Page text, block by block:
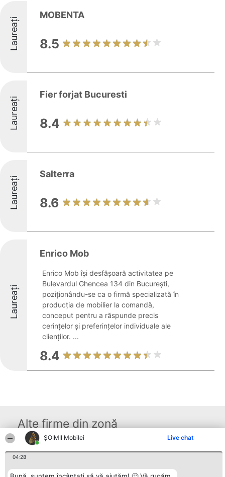
ȘOIMII Mobilei Live chat
04:28
Laureați
MOBENTA
8.5
Laureați
Fier forjat Bucuresti
8.4
Laureați
Salterra
8.6
Laureați
Enrico Mob
Enrico Mob își desfășoară activitatea pe
Bulevardul Ghencea 134 din București,
poziționându-se ca o firmă specializată în
producția de mobilier la comandă,
conceput pentru a răspunde precis
cerințelor și preferințelor individuale ale
clienților. ...
8.4
Alte firme din zonă
Organizator Ranking
Aleea Timisul De Sus 2 Bl. A30